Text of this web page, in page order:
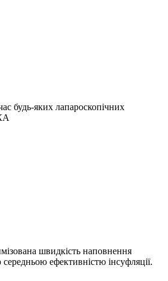
будь-яких лапароскопічних
швидкість наповнення
ефективністю інсуфляції.